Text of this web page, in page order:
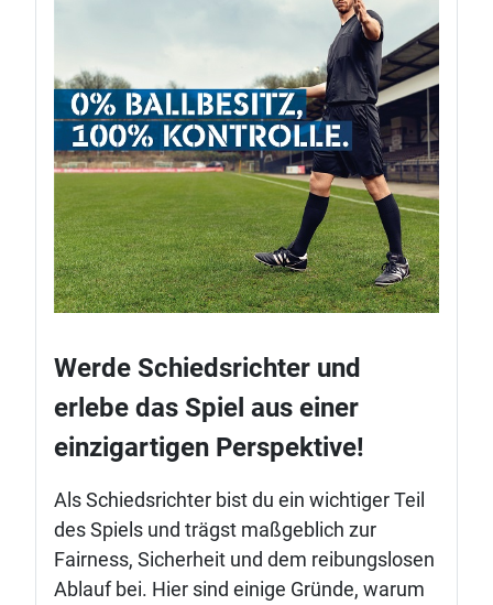
Werde Schiedsrichter und
erlebe das Spiel aus einer
einzigartigen Perspektive!
Als Schiedsrichter bist du ein wichtiger Teil
des Spiels und trägst maßgeblich zur
Fairness, Sicherheit und dem reibungslosen
Ablauf bei. Hier sind einige Gründe, warum